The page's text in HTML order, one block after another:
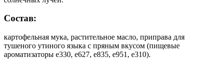
Состав:
картофельная мука, растительное масло, приправа для
тушеного утиного языка с пряным вкусом (пищевые
ароматизаторы e330, e627, e835, e951, e310).